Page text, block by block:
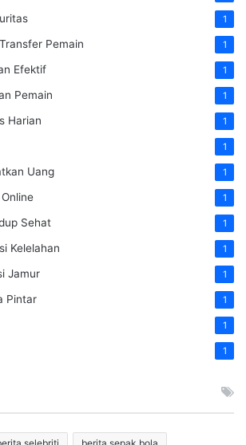
1
Pemain 1
Efektif 1
Pemain 1
Harian 1
1
Uang 1
1
Sehat 1
Kelelahan 1
Jamur 1
Pintar 1
1
1